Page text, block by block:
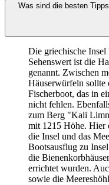
Was sind die besten
Die griechische Insel
Sehenswert ist die
genannt. Zwischen
Häuserwürfeln sollte
Fischerboot, das in
nicht fehlen.
zum Berg "Kali
mit 1215 Höhe. Hier
die Insel und das
Bootsausflug zu
die
errichtet wurden.
sowie die